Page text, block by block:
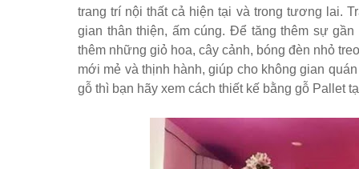
trang trí nội thất cả hiện tại và trong tương lai.
gian thân thiện, ấm cúng. Để tăng thêm sự
thêm những giỏ hoa, cây cảnh, bóng đèn nhỏ
mới mẻ và thịnh hành, giúp cho không gian
gỗ thì bạn hãy xem cách thiết kế bằng gỗ Pallet